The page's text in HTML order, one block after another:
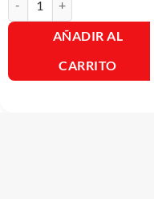
AÑADIR AL
CARRITO